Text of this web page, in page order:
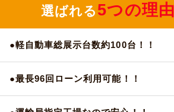
選ばれる 5つの理
●軽自動車総展示台数約100台！！
●最長96回ローン利用可能！！